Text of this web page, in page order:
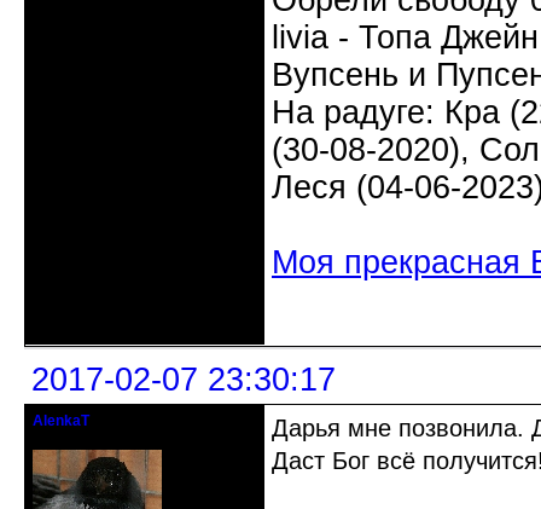
livia - Топа
Вупсень и
На радуге: Кра
(30-08-2020),
Леся (04-06-
Моя прекрасная
2017-02-07 23:30:17
AlenkaT
Дарья мне позвонила.
Даст Бог всё